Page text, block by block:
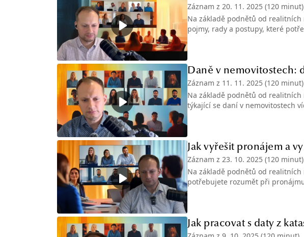
Záznam z 20. 11. 2025 (120 minut)
Na základě podnětů od
pojmy, rady a postupy, které
Daně v nemovitostech:
Záznam z 11. 11. 2025 (120 minut)
Na základě podnětů od
týkající se daní v nemovitostech
Jak vyřešit pronájem a
Záznam z 23. 10. 2025 (120 minut)
Na základě podnětů od
potřebujete rozumět při
Jak pracovat s daty z